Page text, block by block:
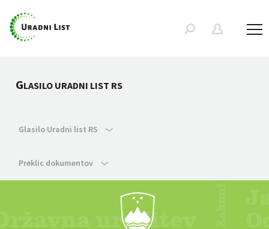
GLASILO URADNI LIST RS
Glasilo Uradni list RS
Preklic dokumentov